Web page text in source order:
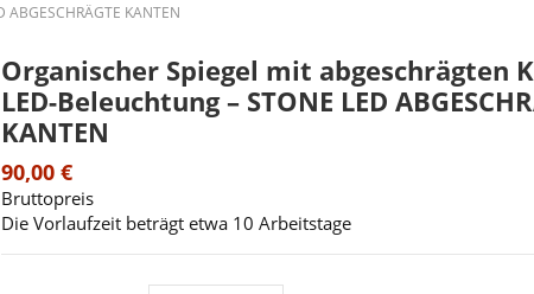
KANTEN
Organischer Spiegel mit abgeschrägten
LED-Beleuchtung – STONE LED
KANTEN
90,00 €
Bruttopreis
Die Vorlaufzeit beträgt etwa 10 Arbeitstage